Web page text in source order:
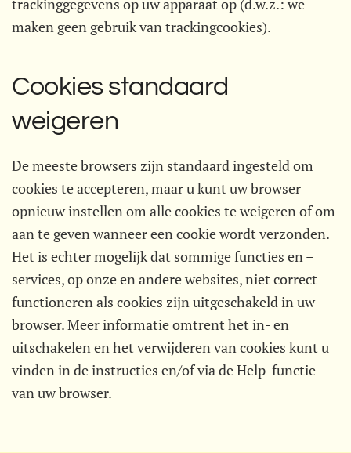
trackinggegevens op uw apparaat op (d.w.z.: we
maken geen gebruik van trackingcookies).
Cookies standaard
weigeren
De meeste browsers zijn standaard ingesteld om
cookies te accepteren, maar u kunt uw browser
opnieuw instellen om alle cookies te weigeren of om
aan te geven wanneer een cookie wordt verzonden.
Het is echter mogelijk dat sommige functies en –
services, op onze en andere websites, niet correct
functioneren als cookies zijn uitgeschakeld in uw
browser. Meer informatie omtrent het in- en
uitschakelen en het verwijderen van cookies kunt u
vinden in de instructies en/of via de Help-functie
van uw browser.